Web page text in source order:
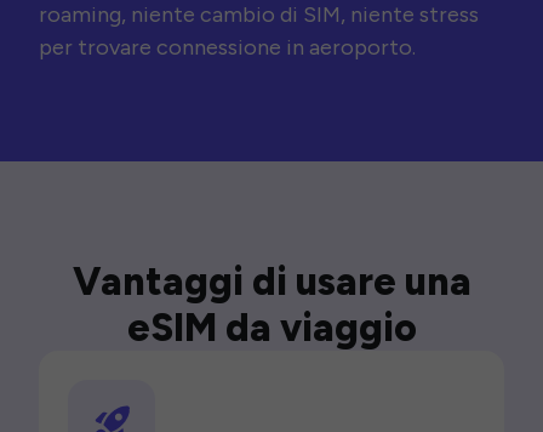
roaming, niente cambio di SIM, niente stress
per trovare connessione in aeroporto.
Vantaggi di usare una
eSIM da viaggio